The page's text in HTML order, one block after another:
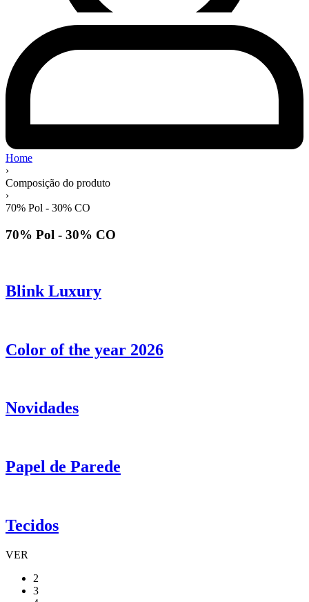
Home
›
Composição do produto
›
70% Pol - 30% CO
70% Pol - 30% CO
Blink Luxury
Color of the year 2026
Novidades
Papel de Parede
Tecidos
VER
2
3